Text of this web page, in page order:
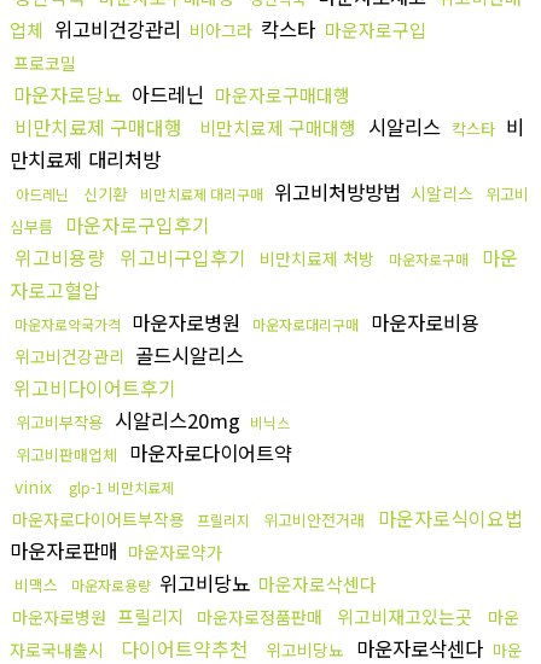
업체 위고비건강관리 비아그라 칵스타 마운자로구입
프로코밀
마운자로당뇨 아드레닌 마운자로구매대행
비만치료제 구매대행 비만치료제 구매대행 시알리스 칵스타 비
만치료제 대리처방
아드레닌 신기환 비만치료제 대리구매 위고비처방방법 시알리스 위고비
심부름
마운자로구입후기
위고비용량 위고비구입후기 비만치료제 처방 마운자로구매
마운
자로고혈압
마운자로약국가격 마운자로병원 마운자로대리구매 마운자로비용
위고비건강관리 골드시알리스
위고비다이어트후기
위고비부작용 시알리스20mg 비닉스
위고비판매업체 마운자로다이어트약
vinix glp-1 비만치료제
마운자로다이어트부작용 프릴리지 위고비안전거래
마운자로식이요법
마운자로판매 마운자로약가
비맥스 마운자로용량 위고비당뇨 마운자로삭센다
마운자로병원 프릴리지 마운자로정품판매 위고비재고있는곳
마운
자로국내출시
다이어트약추천 위고비당뇨 마운자로삭센다 마운